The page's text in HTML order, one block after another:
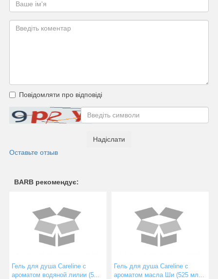
Повідомляти про відповіді
Надіслати
Оставьте отзыв
BARB рекомендує:
Гель для душа Careline с
ароматом водяной лилии (5...
Гель для душа Careline с
ароматом масла Ши (525 мл...